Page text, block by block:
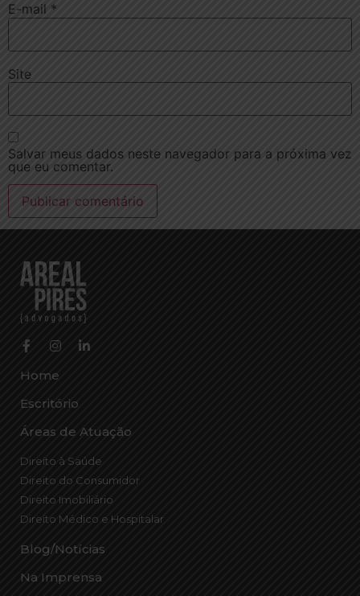
E-mail *
Site
Salvar meus dados neste navegador para a próxima vez
que eu comentar.
Home
Escritório
Áreas de Atuação
Direito à Saúde
Direito do Consumidor
Direito Imobiliário
Direito Médico e Hospitalar
Blog/Notícias
Na Imprensa